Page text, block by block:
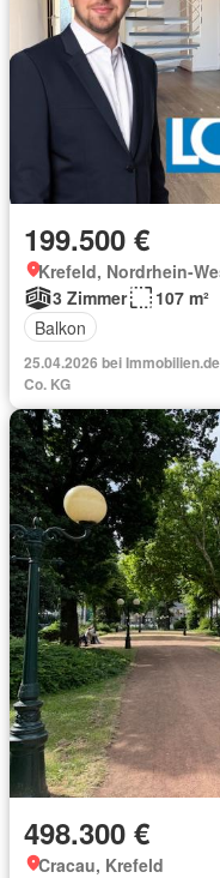
199.500 €
Krefeld, Nordrhein-
3 Zimmer
107 m²
Balkon
25.04.2026 bei Immobilien.de
Co. KG
498.300 €
Cracau, Krefeld